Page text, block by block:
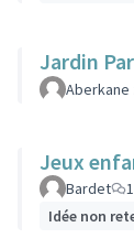
Jardin
Aberkane
Jeux
Bardet 1
Idée non